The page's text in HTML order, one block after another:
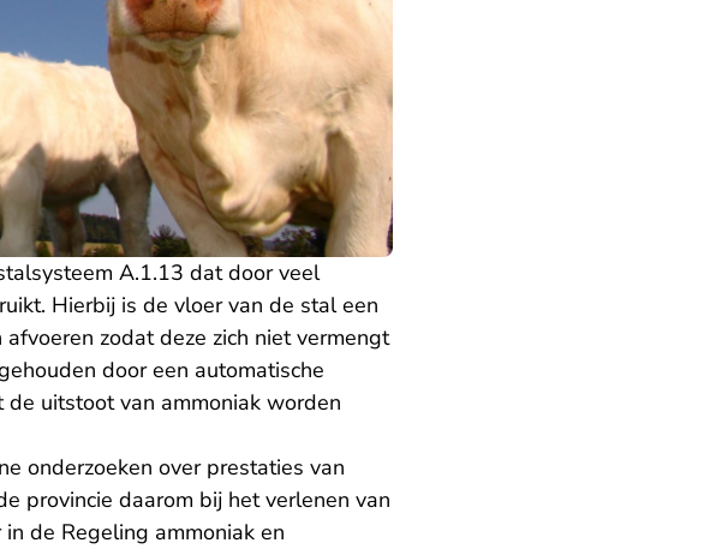
A.1.13 dat door veel
Hierbij is de vloer van de stal een
zodat deze zich niet vermengt
door een automatische
uitstoot van ammoniak worden
onderzoeken over prestaties van
provincie daarom bij het verlenen van
de Regeling ammoniak en